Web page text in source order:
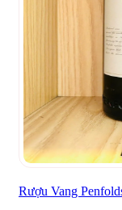
Rượu Vang